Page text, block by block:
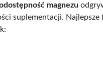
magnezu
suplementacji. Najlepsze